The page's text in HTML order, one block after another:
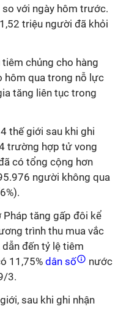
với ngày hôm trước.
triệu người đã khỏi
chủng cho hàng
hôm qua trong nỗ lực
tăng liên tục trong
thế giới sau khi ghi
trường hợp tử vong
có tổng cộng hơn
người không qua
Pháp tăng gấp đôi kể
trình thu mua vắc
đến tỷ lệ tiêm
11,75% dân số
nước
3.
sau khi ghi nhận